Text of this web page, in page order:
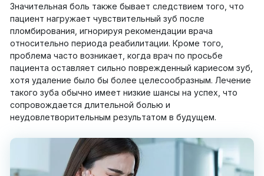
Значительная боль также бывает следствием того, что
пациент нагружает чувствительный зуб после
пломбирования, игнорируя рекомендации врача
относительно периода реабилитации. Кроме того,
проблема часто возникает, когда врач по просьбе
пациента оставляет сильно поврежденный кариесом зуб,
хотя удаление было бы более целесообразным. Лечение
такого зуба обычно имеет низкие шансы на успех, что
сопровождается длительной болью и
неудовлетворительным результатом в будущем.